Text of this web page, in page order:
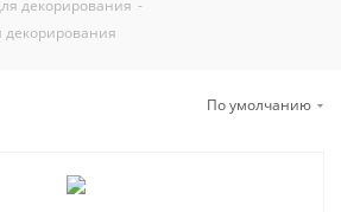
декорирования -
декорирования
По умолчанию